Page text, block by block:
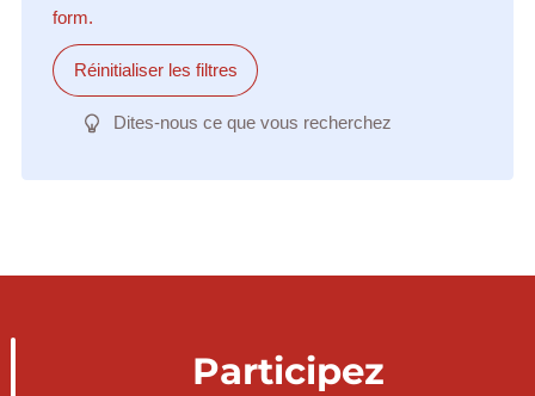
form.
Réinitialiser les filtres
Dites-nous ce que vous recherchez
Participez